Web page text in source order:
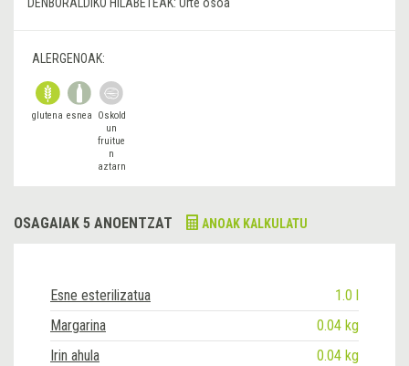
ALERGENOAK:
glutena esnea
Oskold
un
fruitue
n
aztarn
OSAGAIAK 5 ANOENTZAT ANOAK KALKULATU
Esne esterilizatua
1.0 l
Margarina
0.04 kg
Irin ahula
0.04 kg